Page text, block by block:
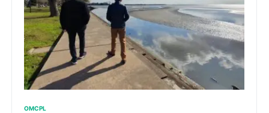
OMCPL